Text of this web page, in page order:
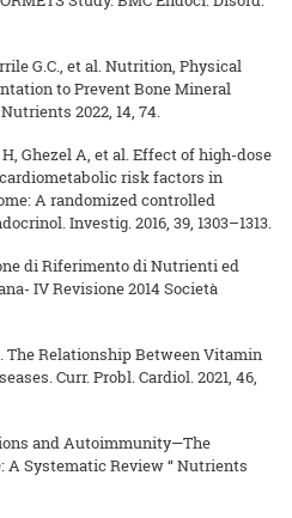
G.C., et al. Nutrition, Physical
to Prevent Bone Mineral
2022, 14, 74.
Ghezel A, et al. Effect of high-dose
risk factors in
A randomized controlled
Investig. 2016, 39, 1303–1313.
di Riferimento di Nutrienti ed
IV Revisione 2014 Società
The Relationship Between Vitamin
Curr. Probl. Cardiol. 2021, 46,
and Autoimmunity—The
Systematic Review “ Nutrients